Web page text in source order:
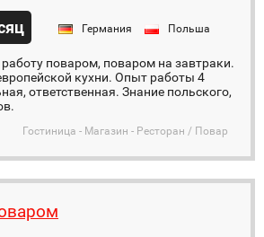
Германия Польша
поваром, поваром на завтраки.
кухни. Опыт работы 4
ответственная. Знание польского,
Гостиница - Магазин - Ресторан / Повар